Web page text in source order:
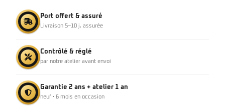
Port offert & assuré
Livraison 5–10 j, assurée
Contrôlé & réglé
par notre atelier avant envoi
Garantie 2 ans + atelier 1 an
neuf · 6 mois en occasion